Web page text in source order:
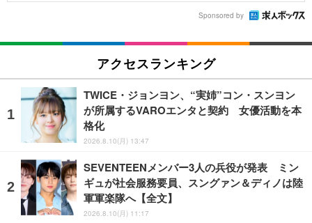
Sponsored by
アクセスランキング
TWICE・ジョンヨン、“実姉”コン・スンヨン
が所属するVAROエンタと契約 女優活動を本
格化
2026.8.10(月) 13:47
SEVENTEENメンバー3人の兵役が発表 ミン
ギュが社会服務要員、スングァン＆ディノは陸
軍軍楽隊へ【全文】
2026.8.10(月) 11:17